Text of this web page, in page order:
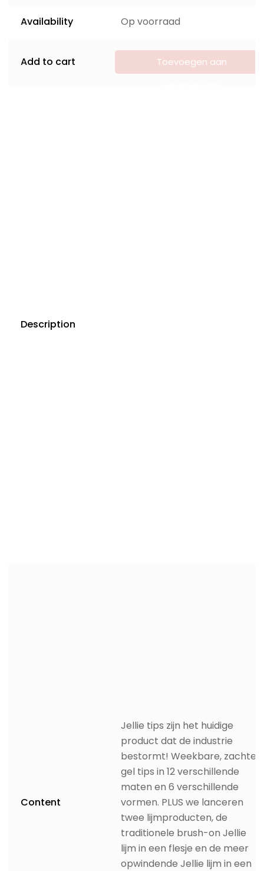
Availability Op voorraad
Add to cart
Toevoegen aan
Description
Content
Jellie tips zijn het huidige
product dat de industrie
bestormt! Weekbare, zachte
gel tips in 12 verschillende
maten en 6 verschillende
vormen. PLUS we lanceren
twee lijmproducten, de
traditionele brush-on Jellie
lijm in een flesje en de meer
opwindende Jellie lijm in een